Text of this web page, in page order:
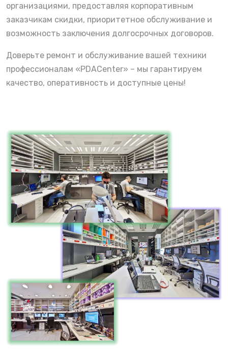
организациями, предоставляя корпоративным
заказчикам скидки, приоритетное обслуживание и
возможность заключения долгосрочных договоров.
Доверьте ремонт и обслуживание вашей техники
профессионалам «PDACenter» – мы гарантируем
качество, оперативность и доступные цены!